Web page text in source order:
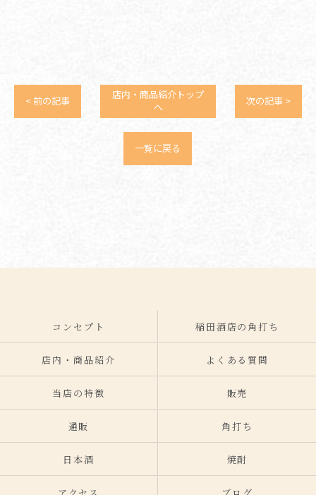
< 前の記事
店内・商品紹介トップ
へ
次の記事 >
一覧に戻る
コンセプト 稲田酒店の角打ち
店内・商品紹介 よくある質問
当店の特徴 販売
通販 角打ち
日本酒 焼酎